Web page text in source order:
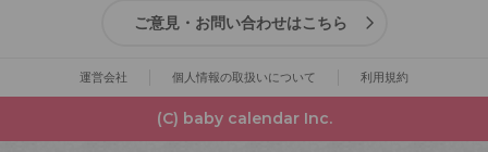
ご意見・お問い合わせはこちら
運営会社 個人情報の取扱いについて 利用規約
(C) baby calendar Inc.